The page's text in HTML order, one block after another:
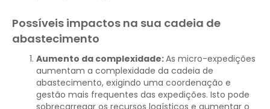
Possíveis impactos na sua cadeia de
abastecimento
Aumento da complexidade:As micro-expedições
aumentam a complexidade da cadeia de
abastecimento, exigindo uma coordenação e
gestão mais frequentes das expedições. Isto pode
sobrecarregar os recursos logísticos e aumentar o